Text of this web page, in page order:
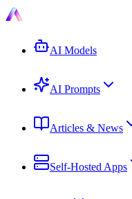
AI Models
AI Prompts
Articles & News
Self-Hosted Apps